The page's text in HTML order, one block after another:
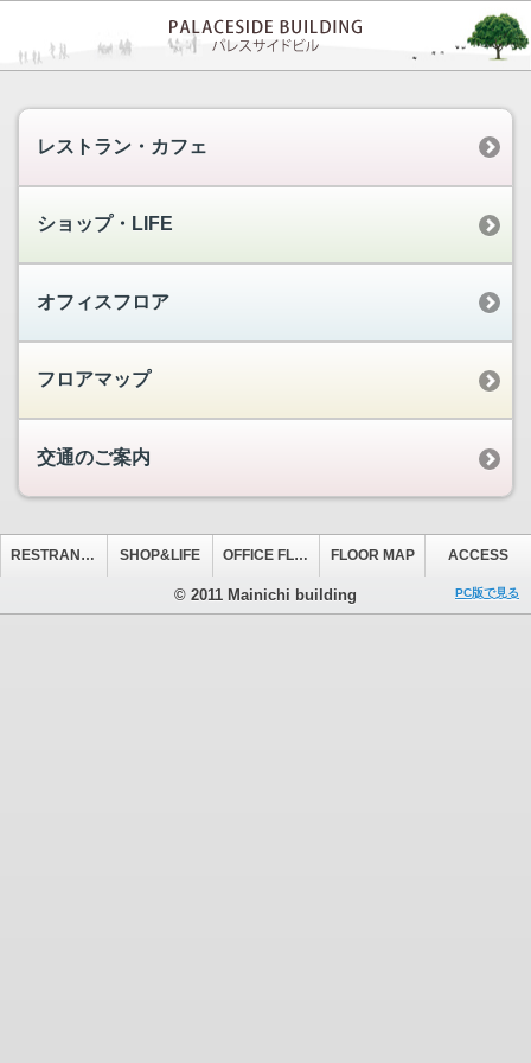
レストラン・カフェ
ショップ・LIFE
オフィスフロア
フロアマップ
交通のご案内
RESTRANT&CAFE SHOP&LIFE OFFICE FLOOR FLOOR MAP ACCESS
© 2011 Mainichi building PC版で見る